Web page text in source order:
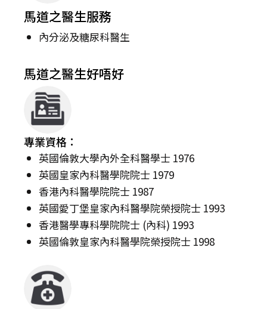
馬道之醫生服務
內分泌及糖尿科醫生
馬道之醫生好唔好
專業資格：
英國倫敦大學內外全科醫學士 1976
英國皇家內科醫學院院士 1979
香港內科醫學院院士 1987
英國愛丁堡皇家內科醫學院榮授院士 1993
香港醫學專科學院院士 (內科) 1993
英國倫敦皇家內科醫學院榮授院士 1998